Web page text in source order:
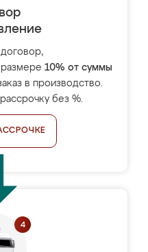
10% от суммы
в производство.
без %.